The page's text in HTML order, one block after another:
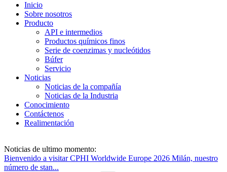
Inicio
Sobre nosotros
Producto
API e intermedios
Productos químicos finos
Serie de coenzimas y nucleótidos
Búfer
Servicio
Noticias
Noticias de la compañía
Noticias de la Industria
Conocimiento
Contáctenos
Realimentación
Noticias de ultimo momento:
Bienvenido a visitar CPHI Worldwide Europe 2026 Milán, nuestro
número de stan...